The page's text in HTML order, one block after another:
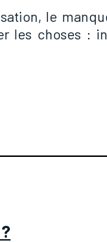
le
les choses :